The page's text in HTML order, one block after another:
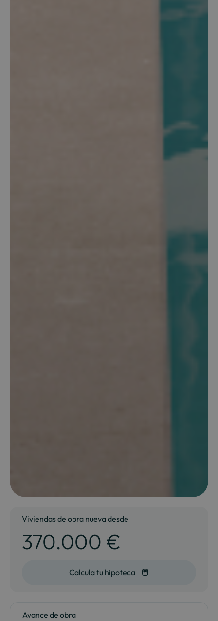
Viviendas de obra nueva desde
370.000 €
Calcula tu hipoteca
Avance de obra